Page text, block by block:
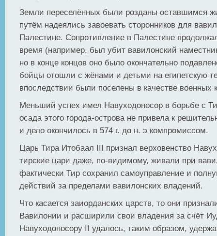
Земли переселённых были розданы оставшимся
путём надеялись завоевать сторонников для
Палестине. Сопротивление в Палестине
время (например, был убит вавилонский
но в конце концов оно было окончательно
бойцы отошли с жёнами и детьми на египетскую
впоследствии были поселены в качестве военных
Меньший успех имел Навуходоносор в борьбе с
осада этого города-острова не привела к
и дело окончилось в 574 г. до н. э компромиссом.
Царь Тира Итобаал III признал верховенство
тирские цари даже, по-видимому, живали при
фактически Тир сохранил самоуправление и
действий за пределами вавилонских владений.
Что касается заиорданских царств, то они
Вавилонии и расширили свои владения за счёт
Навуходоносору II удалось, таким образом,